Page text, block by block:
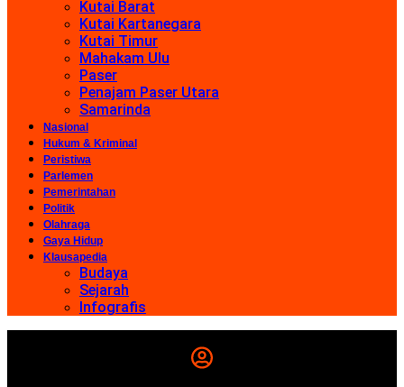
Kutai Barat
Kutai Kartanegara
Kutai Timur
Mahakam Ulu
Paser
Penajam Paser Utara
Samarinda
Nasional
Hukum & Kriminal
Peristiwa
Parlemen
Pemerintahan
Politik
Olahraga
Gaya Hidup
Klausapedia
Budaya
Sejarah
Infografis